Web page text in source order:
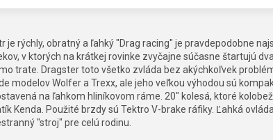
je rýchly, obratný a ľahký "Drag racing" je pravdepodobne
v ktorých na krátkej rovinke zvyčajne súčasne štartujú
trate. Dragster toto všetko zvláda bez akýchkoľvek
modelov Wolfer a Trexx, ale jeho veľkou výhodou sú
na ľahkom hliníkovom ráme. 20" kolesá, ktoré
Kenda. Použité brzdy sú Tektro V-brake ráfiky. Ľahká
"stroj" pre celú rodinu.